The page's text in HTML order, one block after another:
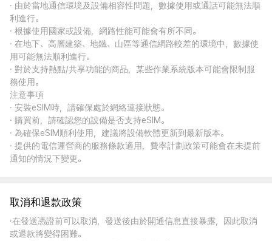
· 由於當地通信環境及設備相容性問題，數據使用或通話可能無法順
利進行。
· 根據使用國家或設備，網路性能可能會有所不同。
· 在地下、高層建築、地鐵、山區等通信網路較差的環境中，數據使
用可能無法順利進行。
· 對於支持熱點/共享功能的商品，某些作業系統版本可能會限制服
務使用。
注意事項
· 安裝eSIM時，請確保處於網絡連接狀態。
· 購買前，請確認您的設備是否支持eSIM。
· 為確保eSIM順利使用，建議將設備軟體更新到最新版本。
· 提供的電信運營商的服務條款適用，費率計劃政策可能會在未提前
通知的情況下變更。
取消和退款政策
·在發送憑證前可以取消，發送後由於開通信息直接暴露，因此取消
或退款將變得困難。